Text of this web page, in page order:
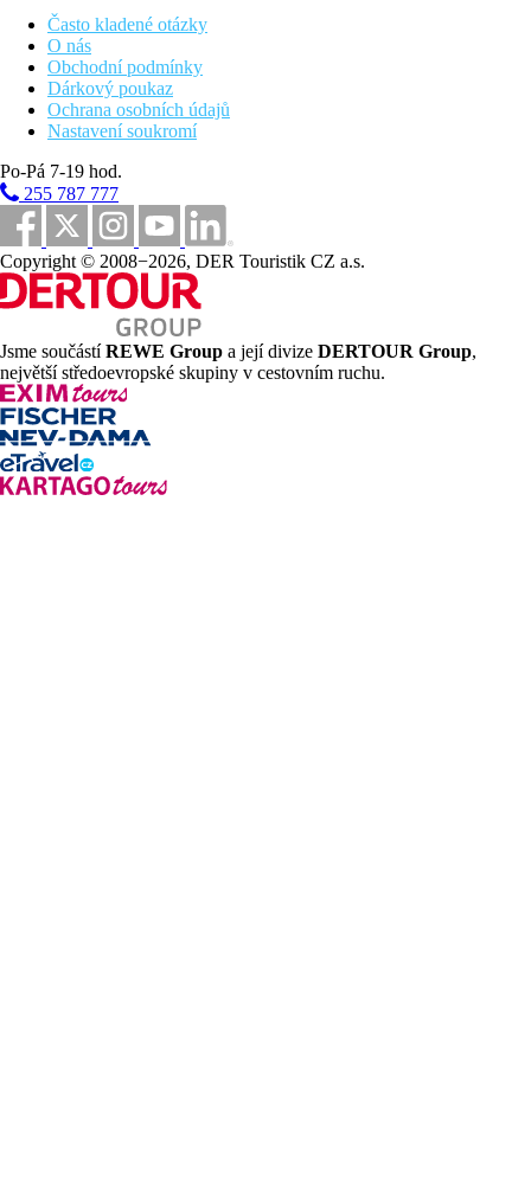
lehký snack (11.00-12.30 a 16.00-18.00 hod.)
zmrzlina pro děti
vybrané místní alkoholické a nealkoholické nápoje (10.30
- 24.00 hod.)
Sportovní nabídka
Zdarma:malé fitness, sportovní aktivity v rámci animace.
Za poplatek:biliár. Golfové hřiště cca 18 km od hotelu,
možnosti potápění u Cabo de Palos cca 9 km.
Zábava
Pravidelné denní i večerní animační programy (většinou na
terase u bazénu), herní místnost, televizní místnost pro sledování
sportovních přenosů.
Děti
Brouzdaliště, miniklub, dětská postýlka zdarma (na vyžádání).
Pro handicapované
Na vyžádání pokoje přizpůsobené pro handicapované klienty.
Často kladené otázky
O nás
Obchodní podmínky
Dárkový poukaz
Ochrana osobních údajů
Nastavení soukromí
Po-Pá 7-19 hod.
255 787 777
Copyright © 2008−2026, DER Touristik CZ a.s.
Jsme součástíREWE Group a její divize DERTOUR Group,
největší středoevropské skupiny v cestovním ruchu.